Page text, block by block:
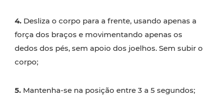
4. Desliza o corpo para a frente, usando apenas a
força dos braços e movimentando apenas os
dedos dos pés, sem apoio dos joelhos. Sem subir o
corpo;
5. Mantenha-se na posição entre 3 a 5 segundos;